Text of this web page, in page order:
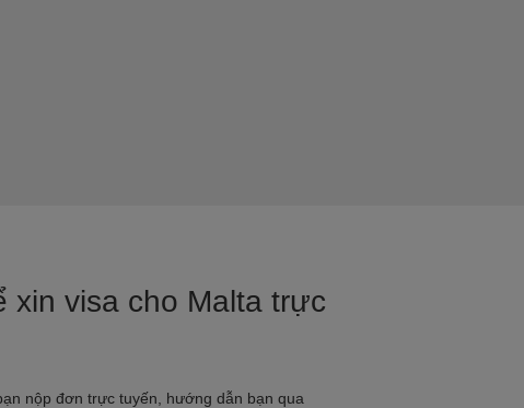
xin visa cho Malta trực
nộp đơn trực tuyến, hướng dẫn bạn qua